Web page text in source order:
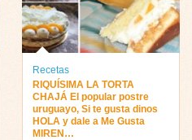
Recetas
RIQUÍSIMA LA TORTA
CHAJÁ El popular postre
uruguayo, Si te gusta dinos
HOLA y dale a Me Gusta
MIREN…